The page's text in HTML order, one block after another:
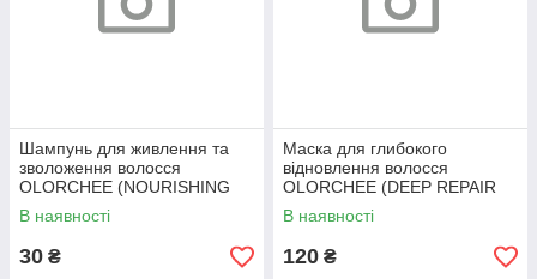
Шампунь для живлення та
зволоження волосся
OLORCHEE (NOURISHING
MOISTURE SHAMPOO) 10 ml
В наявності
30 ₴
Маска для глибокого
відновлення волосся
OLORCHEE (DEEP REPAIR
HAIR TREATMENT) 50 ml
В наявності
120 ₴